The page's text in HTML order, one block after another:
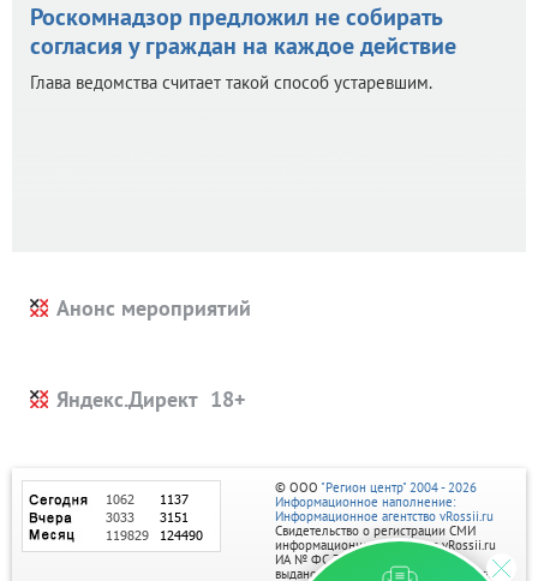
Роскомнадзор предложил не собирать
согласия у граждан на каждое действие
Глава ведомства считает такой способ устаревшим.
Анонс мероприятий
Яндекс.Директ
© ООО "Регион центр" 2004 - 2026
Информационное наполнение:
Информационное агентство vRossii.ru
Свидетельство о регистрации СМИ
информационного агентства vRossii.ru
ИА № ФС 77‑35502
выдано РОСКОМНАДЗОРом 04 марта